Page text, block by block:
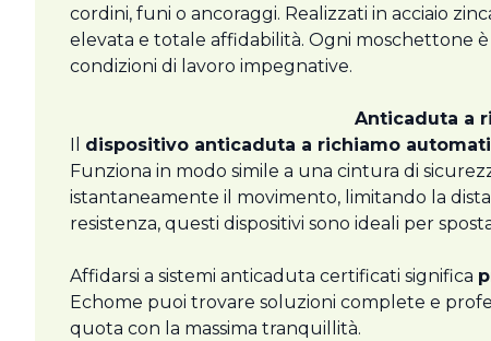
cordini, funi o ancoraggi. Realizzati in acciaio
elevata e totale affidabilità. Ogni moschettone
condizioni di lavoro impegnative.
Anticaduta a
dispositivo anticaduta a richiamo
Funziona in modo simile a una cintura di
istantaneamente il movimento, limitando la
resistenza, questi dispositivi sono ideali per
Affidarsi a sistemi anticaduta certificati significa
Echome puoi trovare soluzioni complete e
quota con la massima tranquillità.